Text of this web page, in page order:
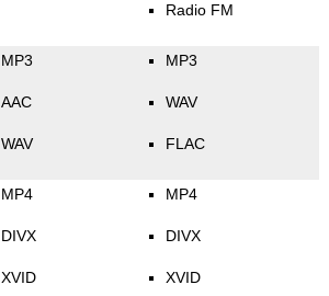
Radio FM
MP3
AAC
WAV
MP3
WAV
FLAC
MP4
DIVX
XVID
MP4
DIVX
XVID